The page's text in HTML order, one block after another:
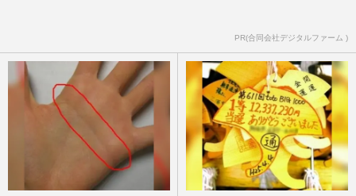
PR(合同会社デジタルファーム )